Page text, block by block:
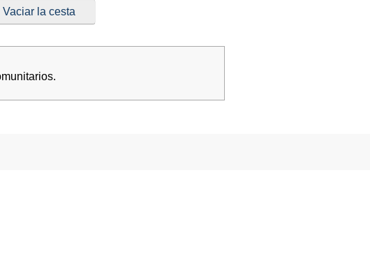
Vaciar la cesta